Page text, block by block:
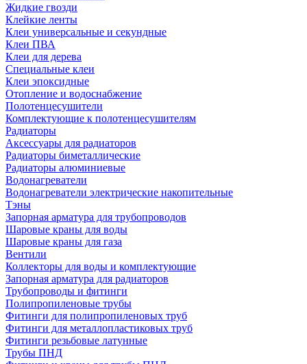
Жидкие гвозди
Клейкие ленты
Клеи универсальные и секундные
Клеи ПВА
Клеи для дерева
Специальные клеи
Клеи эпоксидные
Отопление и водоснабжение
Полотенцесушители
Комплектующие к полотенцесушителям
Радиаторы
Аксессуары для радиаторов
Радиаторы биметаллические
Радиаторы алюминиевые
Водонагреватели
Водонагреватели электрические накопительные
Тэны
Запорная арматура для трубопроводов
Шаровые краны для воды
Шаровые краны для газа
Вентили
Коллекторы для воды и комплектующие
Запорная арматура для радиаторов
Трубопроводы и фитинги
Полипропиленовые трубы
Фитинги для полипропиленовых труб
Фитинги для металлопластиковых труб
Фитинги резьбовые латунные
Трубы ПНД